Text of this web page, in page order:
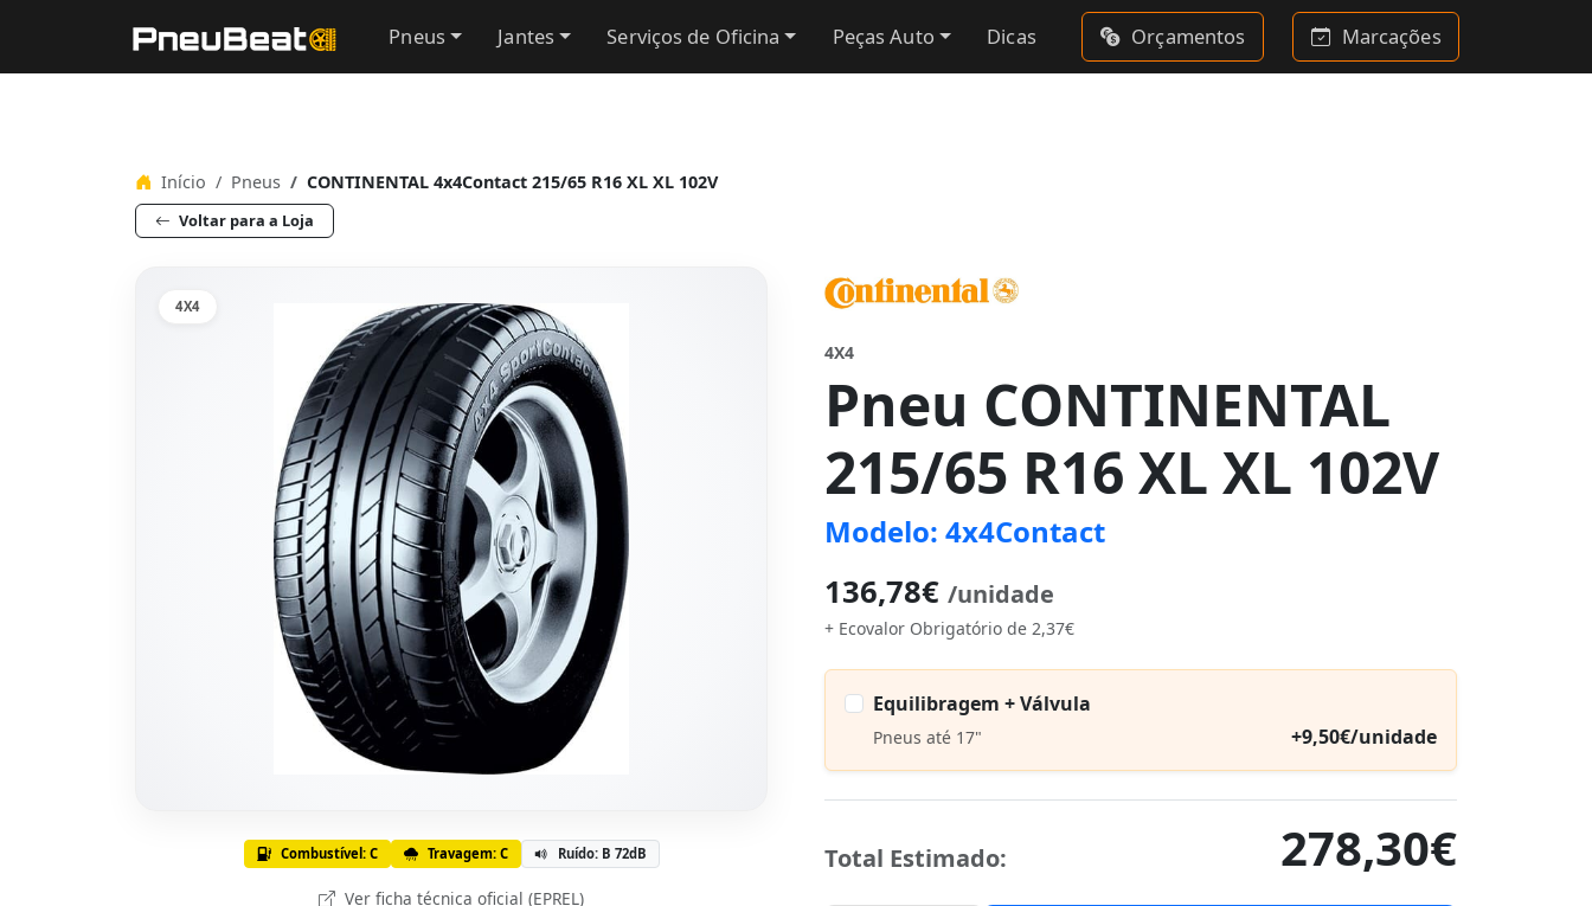
Pneus Jantes Serviços de Oficina Peças Auto Dicas Orçamentos Marcações
Início Pneus CONTINENTAL 4x4Contact 215/65 R16 XL XL 102V
Voltar para a Loja
4X4
Combustível: C Travagem: C Ruído: B 72dB
Ver ficha técnica oficial (EPREL)
4X4
Pneu CONTINENTAL
215/65 R16 XL XL 102V
Modelo: 4x4Contact
136,78€ /unidade
+ Ecovalor Obrigatório de 2,37€
Equilibragem + Válvula
Pneus até 17" +9,50€/unidade
Total Estimado: 278,30€